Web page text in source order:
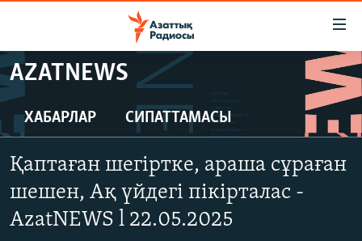
Skip
to
main
content
to
main
Skip
САЯСАТ
ҚАҢТАР ОҚИҒАСЫ
АДАМ ҚҰҚЫҚТАРЫ
AZATNEWS
ХАБАРЛАР СИПАТТАМАСЫ
Қаптаған шегіртке, араша сұраған
шешен, Ақ үйдегі пікірталас -
AzatNEWS l 22.05.2025